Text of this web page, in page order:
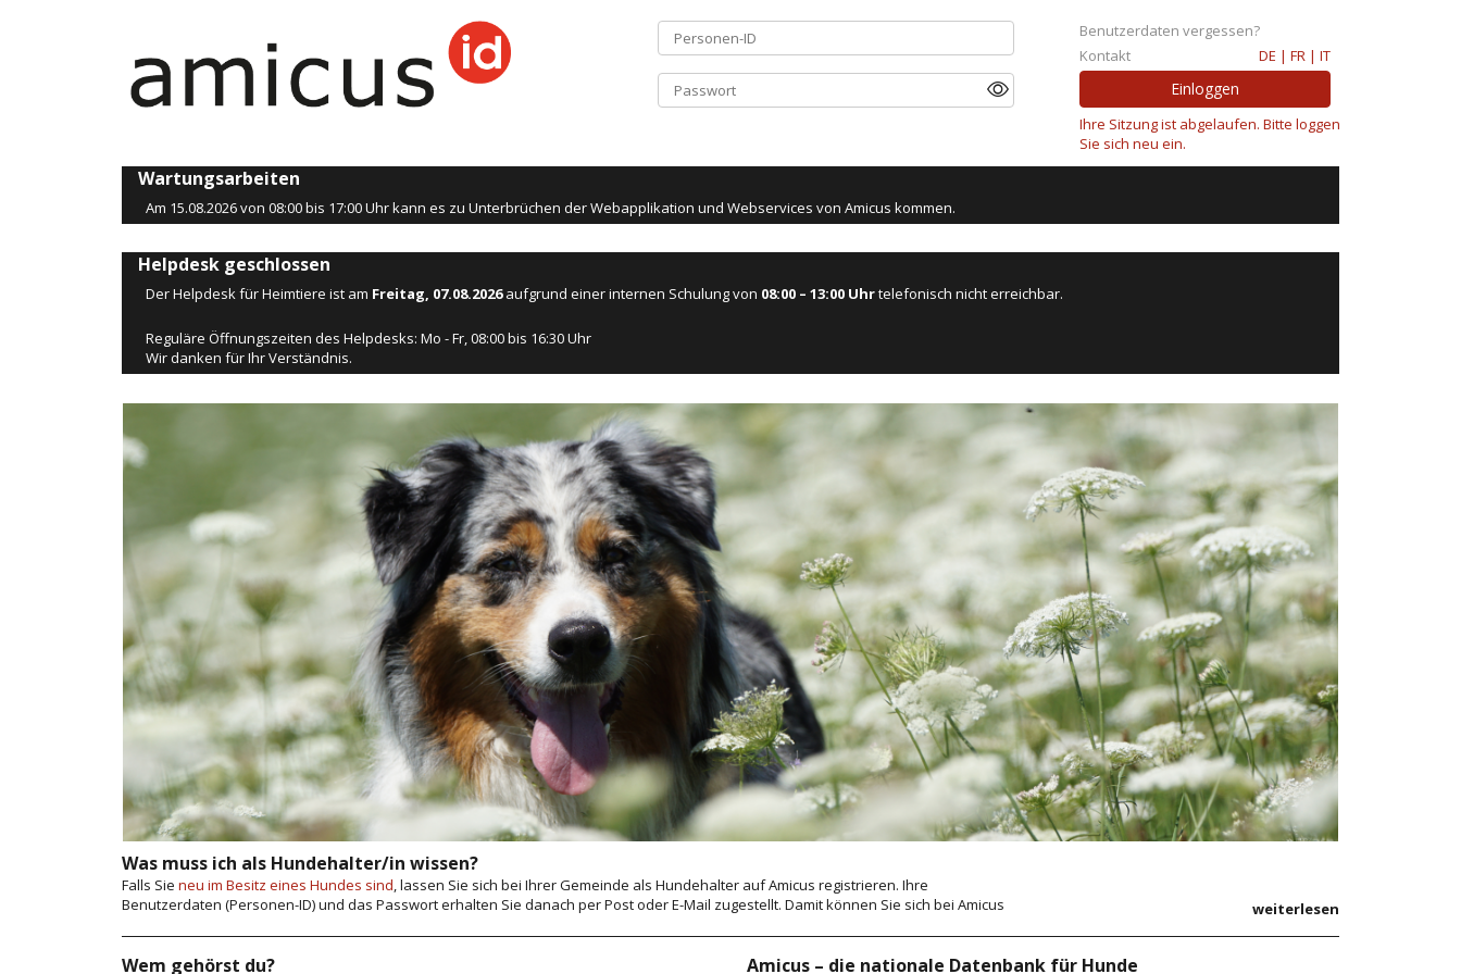
Benutzerdaten vergessen?
Kontakt
DE | FR | IT
Ihre Sitzung ist abgelaufen. Bitte loggen
Sie sich neu ein.
Wartungsarbeiten
Am 15.08.2026 von 08:00 bis 17:00 Uhr kann es zu Unterbrüchen der Webapplikation und Webservices von Amicus kommen.
Helpdesk geschlossen
Der Helpdesk für Heimtiere ist am Freitag, 07.08.2026aufgrund einer internen Schulung von 08:00 – 13:00 Uhrtelefonisch nicht erreichbar.
Reguläre Öffnungszeiten des Helpdesks: Mo - Fr, 08:00 bis 16:30 Uhr
Wir danken für Ihr Verständnis.
Was muss ich als Hundehalter/in wissen?
Falls Sie neu im Besitz eines Hundes sind , lassen Sie sich bei Ihrer Gemeinde als Hundehalter auf Amicus registrieren. Ihre
Benutzerdaten (Personen-ID) und das Passwort erhalten Sie danach per Post oder E-Mail zugestellt. Damit können Sie sich bei Amicus
weiterlesen
Wem gehörst du? Amicus – die nationale Datenbank für Hunde